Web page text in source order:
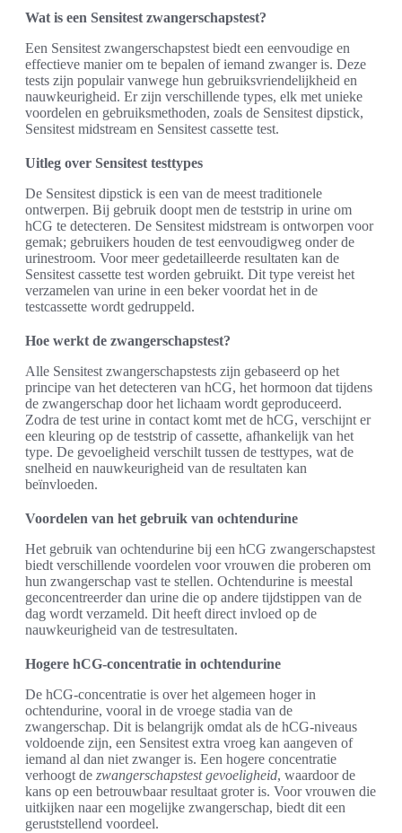
Wat is een Sensitest zwangerschapstest?
Een Sensitest zwangerschapstest biedt een eenvoudige en
effectieve manier om te bepalen of iemand zwanger is. Deze
tests zijn populair vanwege hun gebruiksvriendelijkheid en
nauwkeurigheid. Er zijn verschillende types, elk met unieke
voordelen en gebruiksmethoden, zoals de Sensitest dipstick,
Sensitest midstream en Sensitest cassette test.
Uitleg over Sensitest testtypes
De Sensitest dipstick is een van de meest traditionele
ontwerpen. Bij gebruik doopt men de teststrip in urine om
hCG te detecteren. De Sensitest midstream is ontworpen voor
gemak; gebruikers houden de test eenvoudigweg onder de
urinestroom. Voor meer gedetailleerde resultaten kan de
Sensitest cassette test worden gebruikt. Dit type vereist het
verzamelen van urine in een beker voordat het in de
testcassette wordt gedruppeld.
Hoe werkt de zwangerschapstest?
Alle Sensitest zwangerschapstests zijn gebaseerd op het
principe van het detecteren van hCG, het hormoon dat tijdens
de zwangerschap door het lichaam wordt geproduceerd.
Zodra de test urine in contact komt met de hCG, verschijnt er
een kleuring op de teststrip of cassette, afhankelijk van het
type. De gevoeligheid verschilt tussen de testtypes, wat de
snelheid en nauwkeurigheid van de resultaten kan
beïnvloeden.
Voordelen van het gebruik van ochtendurine
Het gebruik van ochtendurine bij een hCG zwangerschapstest
biedt verschillende voordelen voor vrouwen die proberen om
hun zwangerschap vast te stellen. Ochtendurine is meestal
geconcentreerder dan urine die op andere tijdstippen van de
dag wordt verzameld. Dit heeft direct invloed op de
nauwkeurigheid van de testresultaten.
Hogere hCG-concentratie in ochtendurine
De hCG-concentratie is over het algemeen hoger in
ochtendurine, vooral in de vroege stadia van de
zwangerschap. Dit is belangrijk omdat als de hCG-niveaus
voldoende zijn, een Sensitest extra vroeg kan aangeven of
iemand al dan niet zwanger is. Een hogere concentratie
verhoogt de zwangerschapstest gevoeligheid, waardoor de
kans op een betrouwbaar resultaat groter is. Voor vrouwen die
uitkijken naar een mogelijke zwangerschap, biedt dit een
geruststellend voordeel.